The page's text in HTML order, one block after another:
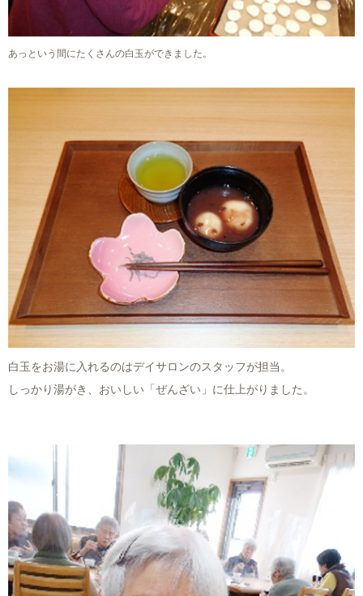
あっという間にたくさんの白玉ができました。
白玉をお湯に入れるのはデイサロンのスタッフが担当。
しっかり湯がき、おいしい「ぜんざい」に仕上がりました。